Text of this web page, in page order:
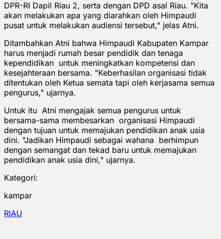
DPR-RI Dapil Riau 2, serta dengan DPD asal Riau. "Kita
akan melakukan apa yang diarahkan oleh Himpaudi
pusat untuk melakukan audiensi tersebut," jelas Atni.
Ditambahkan Atni bahwa Himpaudi Kabupaten Kampar
harus menjadi rumah besar pendidik dan tenaga
kependidikan untuk meningkatkan kompetensi dan
kesejahteraan bersama. "Keberhasilan organisasi tidak
ditentukan oleh Ketua semata tapi oleh kerjasama semua
pengurus," ujarnya.
Untuk itu Atni mengajak semua pengurus untuk
bersama-sama membesarkan organisasi Himpaudi
dengan tujuan untuk memajukan pendidikan anak usia
dini. "Jadikan Himpaudi sebagai wahana berhimpun
dengan semangat dan tekad baru untuk memajukan
pendidikan anak usia dini," ujarnya.
Kategori:
kampar
RIAU